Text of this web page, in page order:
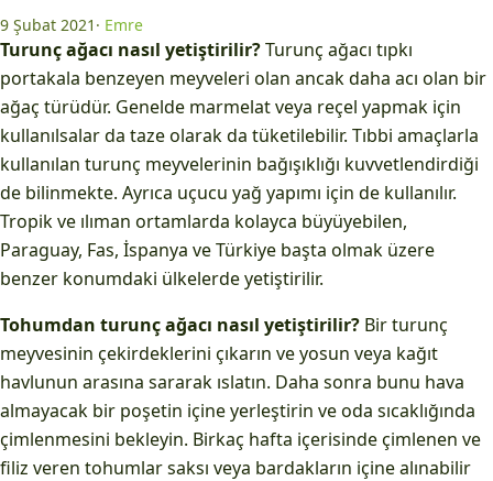
9 Şubat 2021 · Emre
Turunç ağacı nasıl yetiştirilir?Turunç ağacı tıpkı
portakala benzeyen meyveleri olan ancak daha acı olan bir
ağaç türüdür. Genelde marmelat veya reçel yapmak için
kullanılsalar da taze olarak da tüketilebilir. Tıbbi amaçlarla
kullanılan turunç meyvelerinin bağışıklığı kuvvetlendirdiği
de bilinmekte. Ayrıca uçucu yağ yapımı için de kullanılır.
Tropik ve ılıman ortamlarda kolayca büyüyebilen,
Paraguay, Fas, İspanya ve Türkiye başta olmak üzere
benzer konumdaki ülkelerde yetiştirilir.
Tohumdan turunç ağacı nasıl yetiştirilir? Bir turunç
meyvesinin çekirdeklerini çıkarın ve yosun veya kağıt
havlunun arasına sararak ıslatın. Daha sonra bunu hava
almayacak bir poşetin içine yerleştirin ve oda sıcaklığında
çimlenmesini bekleyin. Birkaç hafta içerisinde çimlenen ve
filiz veren tohumlar saksı veya bardakların içine alınabilir